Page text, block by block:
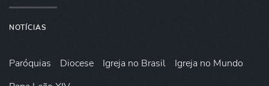
NOTÍCIAS
Paróquias Diocese Igreja no Brasil
Igreja no Mundo